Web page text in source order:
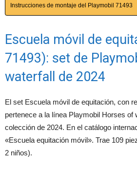
Instrucciones de montaje del Playmobil 71493
Escuela móvil de
71493): set de
waterfall de 2024
El set Escuela móvil de equitación, con
pertenece a la línea Playmobil Horses of
colección de 2024. En el catálogo
«Escuela equitación móvil». Trae 109
2 niños).